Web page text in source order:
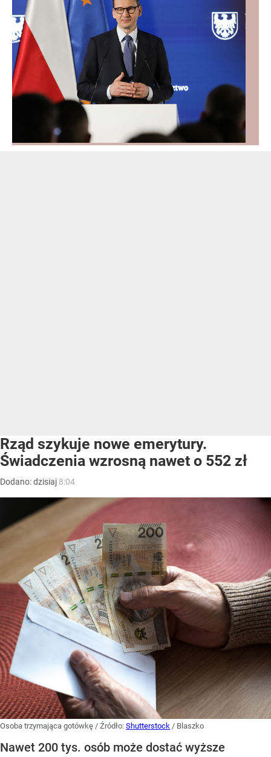
Rząd szykuje nowe emerytury.
Świadczenia wzrosną nawet o 552 zł
Dodano:dzisiaj 8:04
Osoba trzymająca gotówkę / Źródło: Shutterstock / Blaszko
Nawet 200 tys. osób może dostać wyższe